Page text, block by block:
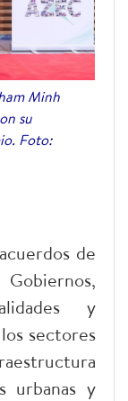
Minh
su
Foto:
de
y
sectores
urbanas y